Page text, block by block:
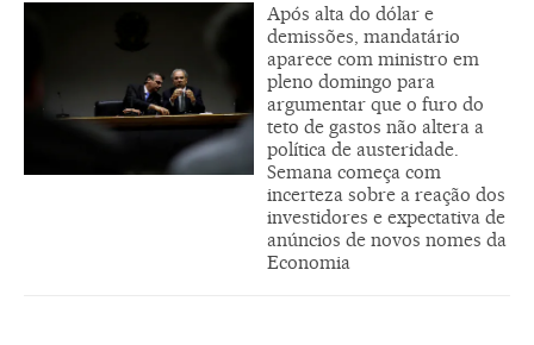
Após alta do dólar e
demissões, mandatário
aparece com ministro em
pleno domingo para
argumentar que o furo do
teto de gastos não altera a
política de austeridade.
Semana começa com
incerteza sobre a reação dos
investidores e expectativa de
anúncios de novos nomes da
Economia